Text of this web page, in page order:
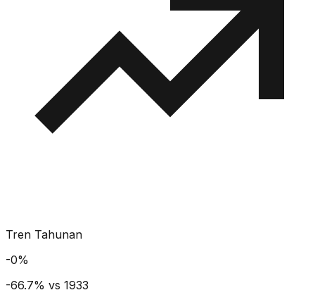
Tren Tahunan
-0%
-66.7% vs 1933